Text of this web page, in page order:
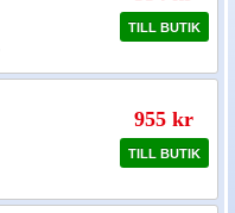
TILL BUTIK
955 kr
TILL BUTIK